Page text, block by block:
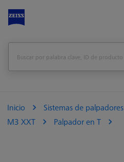
Inicio Sistemas de palpadores
M3 XXT
Palpador en T